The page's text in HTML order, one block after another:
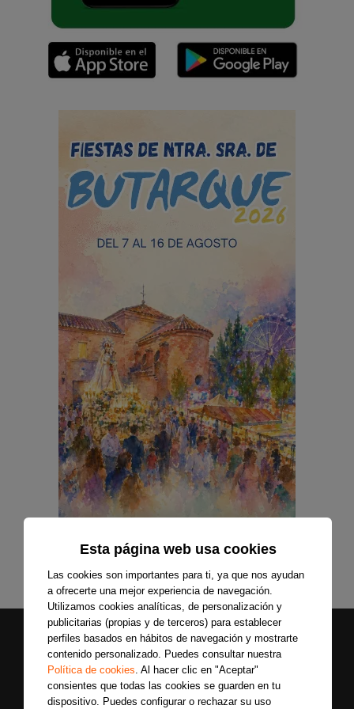
Esta página web usa cookies
Las cookies son importantes para ti, ya que nos ayudan
a ofrecerte una mejor experiencia de navegación.
Utilizamos cookies analíticas, de personalización y
publicitarias (propias y de terceros) para establecer
perfiles basados en hábitos de navegación y mostrarte
contenido personalizado. Puedes consultar nuestra
Política de cookies. Al hacer clic en "Aceptar"
consientes que todas las cookies se guarden en tu
dispositivo. Puedes configurar o rechazar su uso